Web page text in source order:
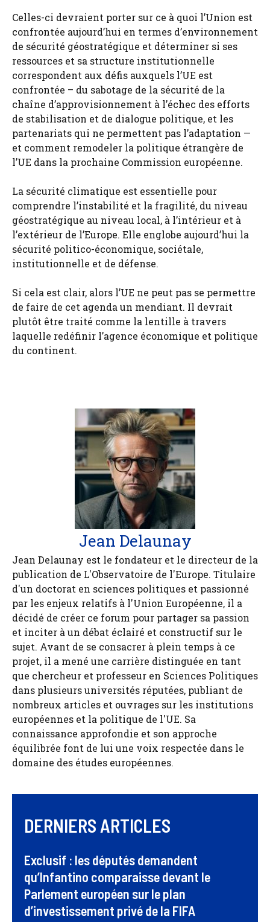
Celles-ci devraient porter sur ce à quoi l’Union est
confrontée aujourd’hui en termes d’environnement
de sécurité géostratégique et déterminer si ses
ressources et sa structure institutionnelle
correspondent aux défis auxquels l’UE est
confrontée – du sabotage de la sécurité de la
chaîne d’approvisionnement à l’échec des efforts
de stabilisation et de dialogue politique, et les
partenariats qui ne permettent pas l’adaptation —
et comment remodeler la politique étrangère de
l’UE dans la prochaine Commission européenne.
La sécurité climatique est essentielle pour
comprendre l’instabilité et la fragilité, du niveau
géostratégique au niveau local, à l’intérieur et à
l’extérieur de l’Europe. Elle englobe aujourd’hui la
sécurité politico-économique, sociétale,
institutionnelle et de défense.
Si cela est clair, alors l’UE ne peut pas se permettre
de faire de cet agenda un mendiant. Il devrait
plutôt être traité comme la lentille à travers
laquelle redéfinir l’agence économique et politique
du continent.
Jean Delaunay
Jean Delaunay est le fondateur et le directeur de la
publication de L'Observatoire de l'Europe. Titulaire
d'un doctorat en sciences politiques et passionné
par les enjeux relatifs à l'Union Européenne, il a
décidé de créer ce forum pour partager sa passion
et inciter à un débat éclairé et constructif sur le
sujet. Avant de se consacrer à plein temps à ce
projet, il a mené une carrière distinguée en tant
que chercheur et professeur en Sciences Politiques
dans plusieurs universités réputées, publiant de
nombreux articles et ouvrages sur les institutions
européennes et la politique de l'UE. Sa
connaissance approfondie et son approche
équilibrée font de lui une voix respectée dans le
domaine des études européennes.
DERNIERS ARTICLES
Exclusif : les députés demandent
qu’Infantino comparaisse devant le
Parlement européen sur le plan
d’investissement privé de la FIFA